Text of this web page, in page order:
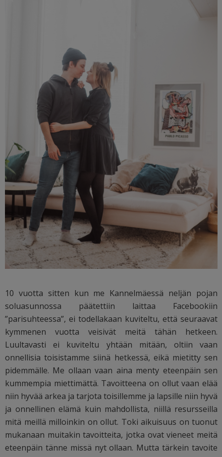
10 vuotta sitten kun me Kannelmäessä neljän pojan
soluasunnossa päätettiin laittaa Facebookiin
”parisuhteessa”, ei todellakaan kuviteltu, että seuraavat
kymmenen vuotta veisivät meitä tähän hetkeen.
Luultavasti ei kuviteltu yhtään mitään, oltiin vaan
onnellisia toisistamme siinä hetkessä, eikä mietitty sen
pidemmälle. Me ollaan vaan aina menty eteenpäin sen
kummempia miettimättä. Tavoitteena on ollut vaan elää
niin hyvää arkea ja tarjota toisillemme ja lapsille niin hyvä
ja onnellinen elämä kuin mahdollista, niillä resursseilla
mitä meillä milloinkin on ollut. Toki aikuisuus on tuonut
mukanaan muitakin tavoitteita, jotka ovat vieneet meitä
eteenpäin tänne missä nyt ollaan. Mutta tärkein tavoite